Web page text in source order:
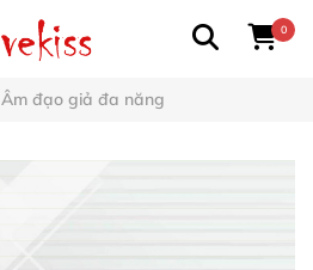
0
Âm đạo giả đa năng